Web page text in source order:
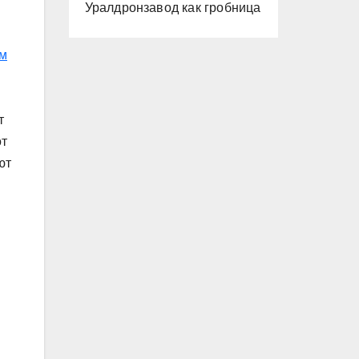
Уралдронзавод как гробница